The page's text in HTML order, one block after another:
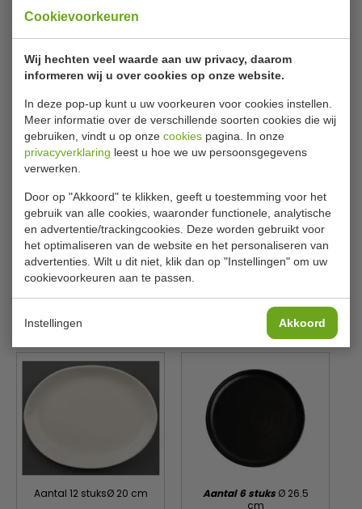
Cookievoorkeuren
Wij hechten veel waarde aan uw privacy, daarom
informeren wij u over cookies op onze website.
In deze pop-up kunt u uw voorkeuren voor cookies instellen.
Meer informatie over de verschillende soorten cookies die wij
gebruiken, vindt u op onze cookies pagina. In onze
privacyverklaring leest u hoe we uw persoonsgegevens
verwerken.
Door op "Akkoord" te klikken, geeft u toestemming voor het
gebruik van alle cookies, waaronder functionele, analytische
en advertentie/trackingcookies. Deze worden gebruikt voor
het optimaliseren van de website en het personaliseren van
advertenties. Wilt u dit niet, klik dan op "Instellingen" om uw
cookievoorkeuren aan te passen.
Instellingen Akkoord
onderdeel van het Olympia Kiln assortiment en elk deel
wordt behandeld met een reactief glazuur dat reageert
met de natuurlijk mineralen in het porselein waardoor elk
deel er uniek uitziet. De handgeschilderde randen zijn zo
Afgewerkt met een reactief glazuur
De randen zijn handbeschilderd
Elk product heeft een unieke afwerking
Levenslange dekking onder de Nisbets Chipgarantie
Lees meer
Specificaties
Diameter Ø
16,5 cm
Aantal
6 stuks
Kleur
Zandsteen
Is dit iets voor jou?
Aantal 12 stuksØ 20 cm Aantal 6 stuksØ 26.5
cm